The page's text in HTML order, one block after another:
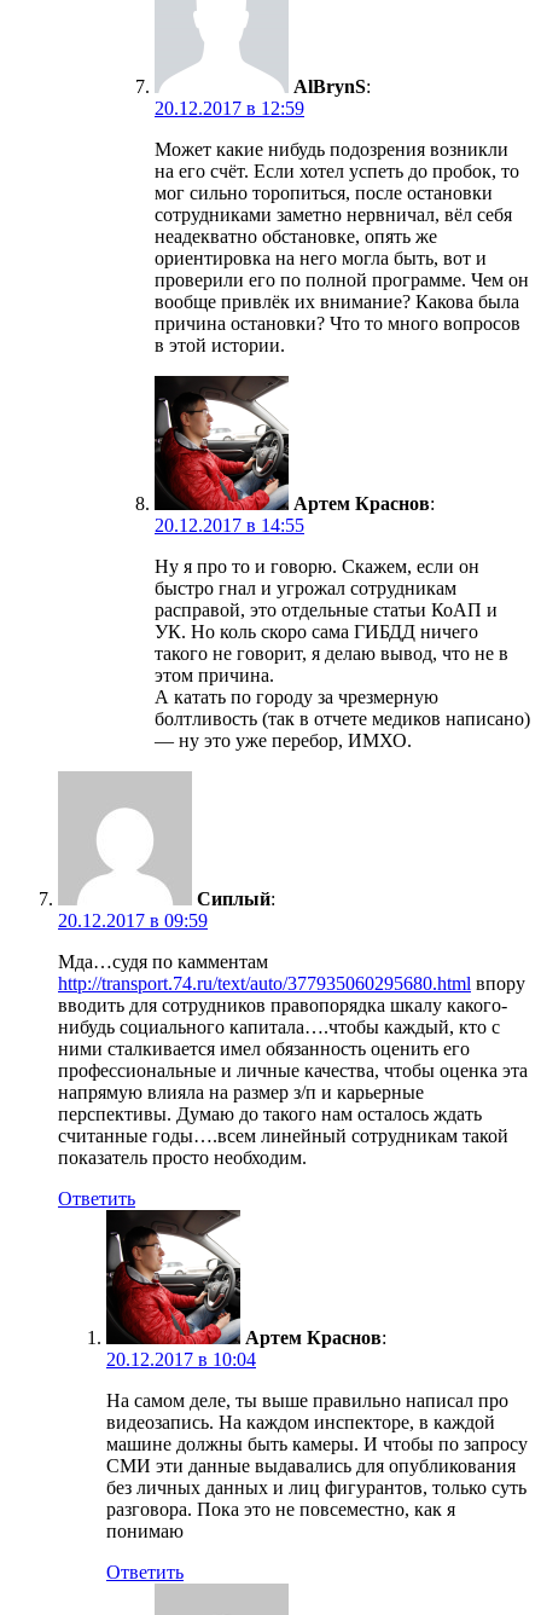
AlBrynS:
20.12.2017 в 12:59
Может какие нибудь подозрения возникли
на его счёт. Если хотел успеть до пробок, то
мог сильно торопиться, после остановки
сотрудниками заметно нервничал, вёл себя
неадекватно обстановке, опять же
ориентировка на него могла быть, вот и
проверили его по полной программе. Чем он
вообще привлёк их внимание? Какова была
причина остановки? Что то много вопросов
в этой истории.
Артем Краснов:
20.12.2017 в 14:55
Ну я про то и говорю. Скажем, если он
быстро гнал и угрожал сотрудникам
расправой, это отдельные статьи КоАП и
УК. Но коль скоро сама ГИБДД ничего
такого не говорит, я делаю вывод, что не в
этом причина.
А катать по городу за чрезмерную
болтливость (так в отчете медиков написано)
— ну это уже перебор, ИМХО.
Сиплый:
20.12.2017 в 09:59
Мда…судя по камментам
http://transport.74.ru/text/auto/377935060295680.html впору
вводить для сотрудников правопорядка шкалу какого-
нибудь социального капитала….чтобы каждый, кто с
ними сталкивается имел обязанность оценить его
профессиональные и личные качества, чтобы оценка эта
напрямую влияла на размер з/п и карьерные
перспективы. Думаю до такого нам осталось ждать
считанные годы….всем линейный сотрудникам такой
показатель просто необходим.
Ответить
Артем Краснов:
20.12.2017 в 10:04
На самом деле, ты выше правильно написал про
видеозапись. На каждом инспекторе, в каждой
машине должны быть камеры. И чтобы по запросу
СМИ эти данные выдавались для опубликования
без личных данных и лиц фигурантов, только суть
разговора. Пока это не повсеместно, как я
понимаю
Ответить